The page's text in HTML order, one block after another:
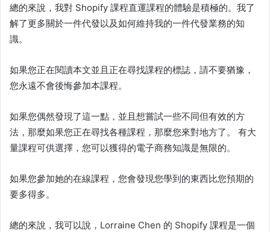
總的來說，我對 Shopify 課程直運課程的體驗是積極的。我了
解了更多關於一件代發以及如何維持我的一件代發業務的知
識。
如果您正在閱讀本文並且正在尋找課程的標誌，請不要猶豫，
您永遠不會後悔參加本課程。
如果您偶然發現了這一點，並且想嘗試一些不同但有效的方
法，那麼如果您正在尋找各種課程，那麼您來對地方了。 有大
量課程可供選擇，您可以獲得的電子商務知識是無限的。
如果您參加她的在線課程，您會發現您學到的東西比您預期的
要多得多。
總的來說，我可以說，Lorraine Chen 的 Shopify 課程是一個